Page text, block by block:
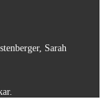
Sarah